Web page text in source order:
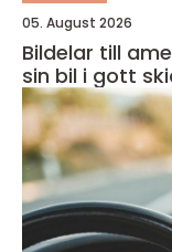
05. August 2026
Bildelar till
sin bil i gott